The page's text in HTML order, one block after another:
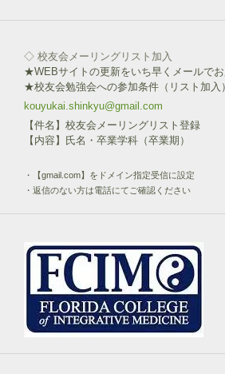
◇ 校友会メーリングリスト加入
★WEBサイトの更新をいち早くメールで
★校友会勉強会への参加条件（リスト加入）
kouyukai.shinkyu@gmail.com
【件名】校友会メーリングリスト登録
【内容】氏名・卒業学科（卒業期）
・【gmail.com】をドメイン指定受信に設定
・返信のない方は電話にてご確認ください